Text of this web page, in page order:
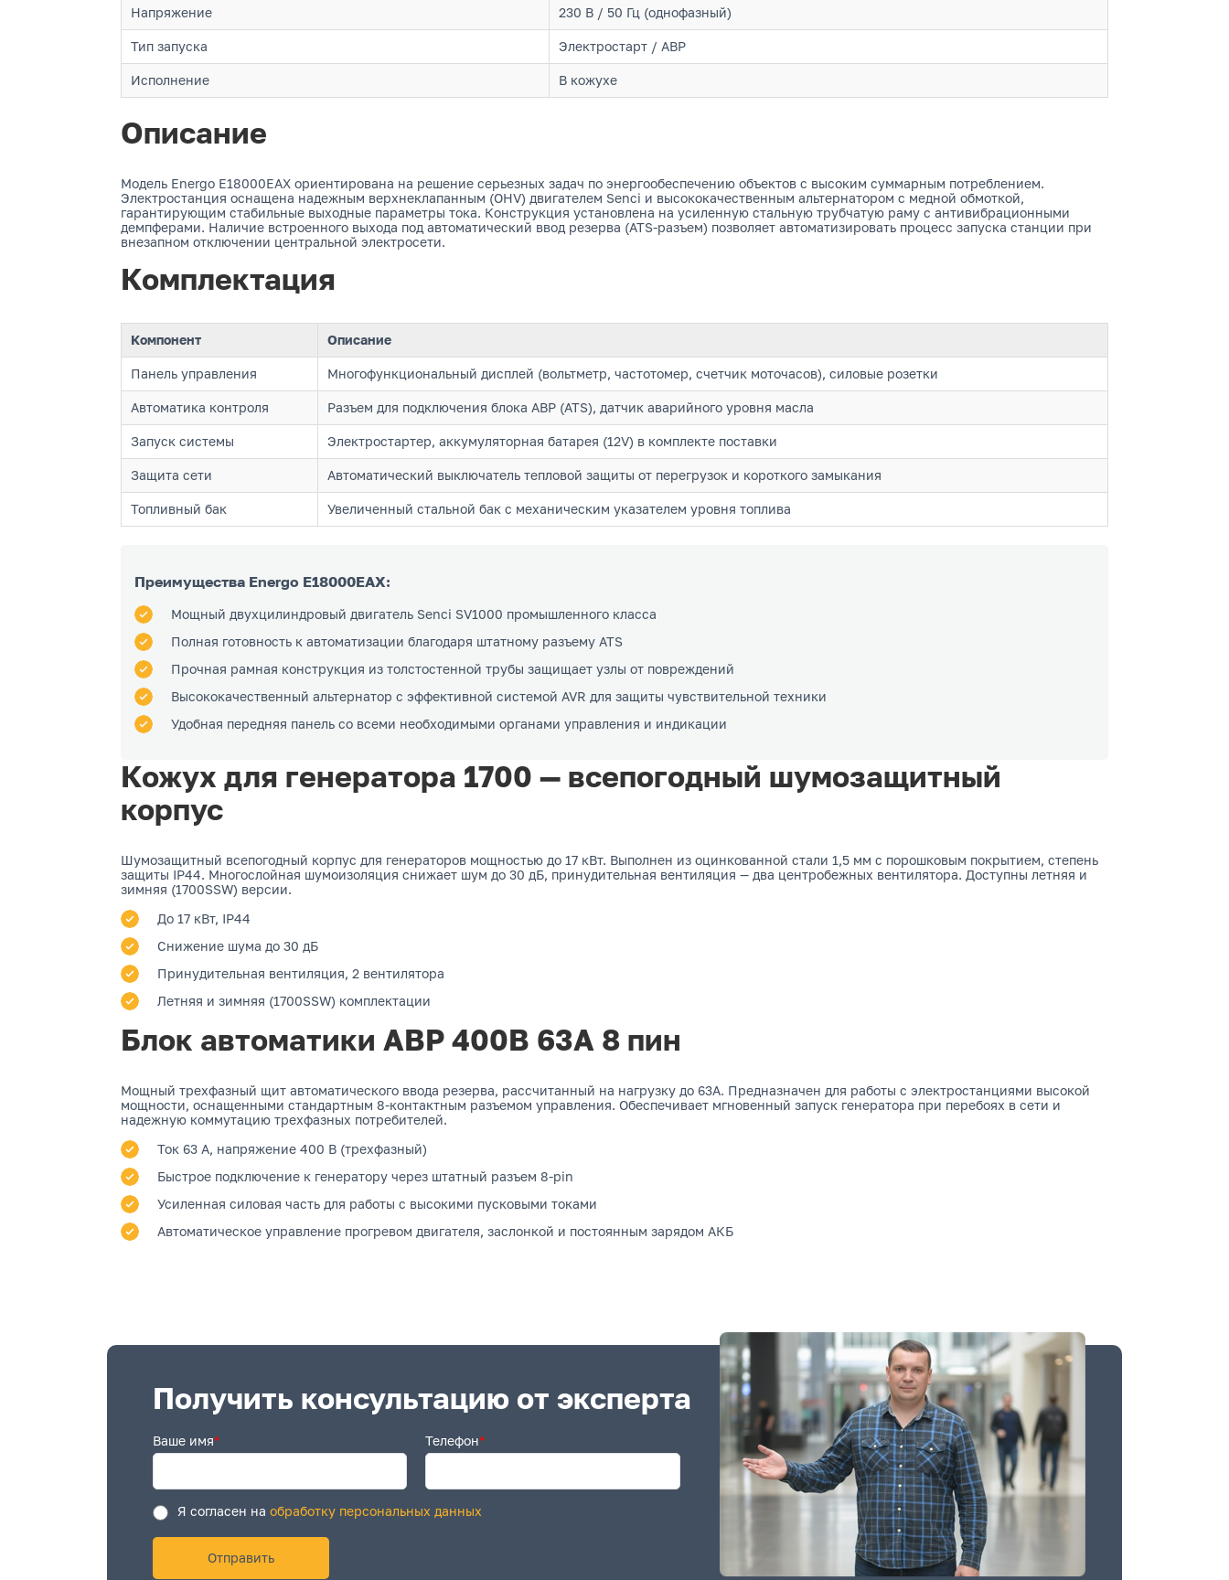
Напряжение 230 В / 50 Гц (однофазный)
Тип запуска Электростарт / АВР
Исполнение В кожухе
Описание
Модель Energo E18000EAX ориентирована на решение серьезных задач по энергообеспечению объектов с высоким суммарным потреблением.
Электростанция оснащена надежным верхнеклапанным (OHV) двигателем Senci и высококачественным альтернатором с медной обмоткой,
гарантирующим стабильные выходные параметры тока. Конструкция установлена на усиленную стальную трубчатую раму с антивибрационными
демпферами. Наличие встроенного выхода под автоматический ввод резерва (ATS-разъем) позволяет автоматизировать процесс запуска станции при
внезапном отключении центральной электросети.
Комплектация
Компонент Описание
Панель управления Многофункциональный дисплей (вольтметр, частотомер, счетчик моточасов), силовые розетки
Автоматика контроля Разъем для подключения блока АВР (ATS), датчик аварийного уровня масла
Запуск системы Электростартер, аккумуляторная батарея (12V) в комплекте поставки
Защита сети Автоматический выключатель тепловой защиты от перегрузок и короткого замыкания
Топливный бак Увеличенный стальной бак с механическим указателем уровня топлива
Преимущества Energo E18000EAX:
Мощный двухцилиндровый двигатель Senci SV1000 промышленного класса
Полная готовность к автоматизации благодаря штатному разъему ATS
Прочная рамная конструкция из толстостенной трубы защищает узлы от повреждений
Высококачественный альтернатор с эффективной системой AVR для защиты чувствительной техники
Удобная передняя панель со всеми необходимыми органами управления и индикации
Кожух для генератора 1700 — всепогодный шумозащитный
корпус
Шумозащитный всепогодный корпус для генераторов мощностью до 17 кВт. Выполнен из оцинкованной стали 1,5 мм с порошковым покрытием, степень
защиты IP44. Многослойная шумоизоляция снижает шум до 30 дБ, принудительная вентиляция — два центробежных вентилятора. Доступны летняя и
зимняя (1700SSW) версии.
До 17 кВт, IP44
Снижение шума до 30 дБ
Принудительная вентиляция, 2 вентилятора
Летняя и зимняя (1700SSW) комплектации
Блок автоматики АВР 400В 63А 8 пин
Мощный трехфазный щит автоматического ввода резерва, рассчитанный на нагрузку до 63А. Предназначен для работы с электростанциями высокой
мощности, оснащенными стандартным 8-контактным разъемом управления. Обеспечивает мгновенный запуск генератора при перебоях в сети и
надежную коммутацию трехфазных потребителей.
Ток 63 А, напряжение 400 В (трехфазный)
Быстрое подключение к генератору через штатный разъем 8-pin
Усиленная силовая часть для работы с высокими пусковыми токами
Автоматическое управление прогревом двигателя, заслонкой и постоянным зарядом АКБ
Получить консультацию от эксперта
Ваше имя* Телефон*
Я согласен на обработку персональных данных